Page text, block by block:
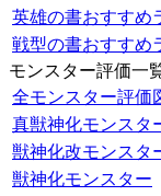
英雄の書おすすめ
戦型の書おすすめ
モンスター評価一
全モンスター評価
真獣神化モンスタ
獣神化改モンスタ
獣神化モンスター